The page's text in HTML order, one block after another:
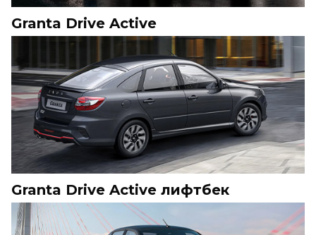
Granta Drive Active
Granta Drive Active лифтбек